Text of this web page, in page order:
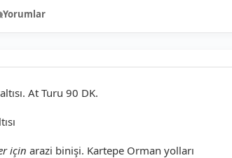
Yorumlar
At Turu 90 DK.
için arazi binişi. Kartepe Orman yolları